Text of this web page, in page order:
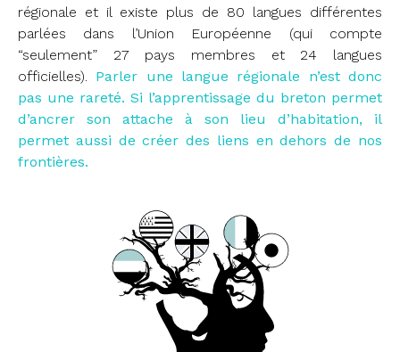
régionale et il existe plus de 80 langues différentes
parlées dans l’Union Européenne (qui compte
“seulement” 27 pays membres et 24 langues
officielles). Parler une langue régionale n’est donc
pas une rareté. Si l’apprentissage du breton permet
d’ancrer son attache à son lieu d’habitation, il
permet aussi de créer des liens en dehors de nos
frontières.